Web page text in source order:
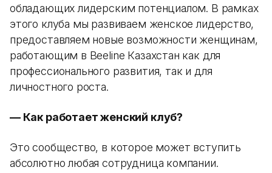
обладающих лидерским потенциалом. В рамках
этого клуба мы развиваем женское лидерство,
предоставляем новые возможности женщинам,
работающим в Beeline Казахстан как для
профессионального развития, так и для
личностного роста.
— Как работает женский клуб?
Это сообщество, в которое может вступить
абсолютно любая сотрудница компании.